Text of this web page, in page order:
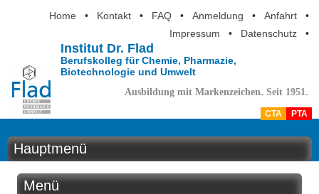
Home • Kontakt • FAQ • Anmeldung • Anfahrt
•
Impressum
• Datenschutz •
Institut Dr. Flad
Berufskolleg für Chemie, Pharmazie,
Biotechnologie und Umwelt
Ausbildung mit Markenzeichen. Seit 1951.
CTA PTA
Hauptmenü
Home
Menü